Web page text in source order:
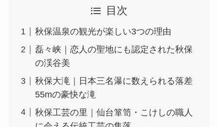
目次
秋保温泉の観光が楽しい3つの理由
磊々峡｜恋人の聖地にも認定された秋保
の渓谷美
秋保大滝｜日本三名瀑に数えられる落差
55mの豪快な滝
秋保工芸の里｜仙台箪笥・こけしの職人